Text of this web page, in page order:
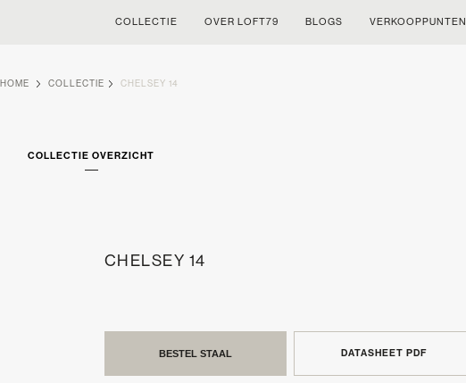
COLLECTIE OVER LOFT79 BLOGS VERKOOPPUNTEN
HOME COLLECTIE CHELSEY 14
COLLECTIE OVERZICHT
CHELSEY 14
BESTEL STAAL DATASHEET PDF